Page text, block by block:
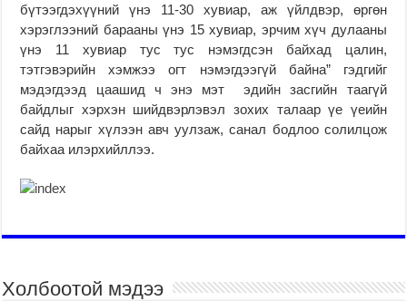
бүтээгдэхүүний үнэ 11-30 хувиар, аж үйлдвэр, өргөн
хэрэглээний барааны үнэ 15 хувиар, эрчим хүч дулааны
үнэ 11 хувиар тус тус нэмэгдсэн байхад цалин,
тэтгэвэрийн хэмжээ огт нэмэгдээгүй байна” гэдгийг
мэдэгдээд цаашид ч энэ мэт эдийн засгийн таагүй
байдлыг хэрхэн шийдвэрлэвэл зохих талаар үе үеийн
сайд нарыг хүлээн авч уулзаж, санал бодлоо солилцож
байхаа илэрхийллээ.
Холбоотой мэдээ